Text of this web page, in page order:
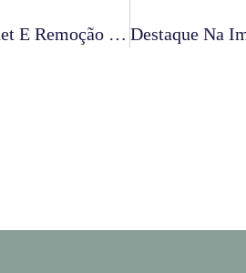
STF Julga Responsabilidade De Provedores De Internet E Remoção De Conteúdos Ofensivos